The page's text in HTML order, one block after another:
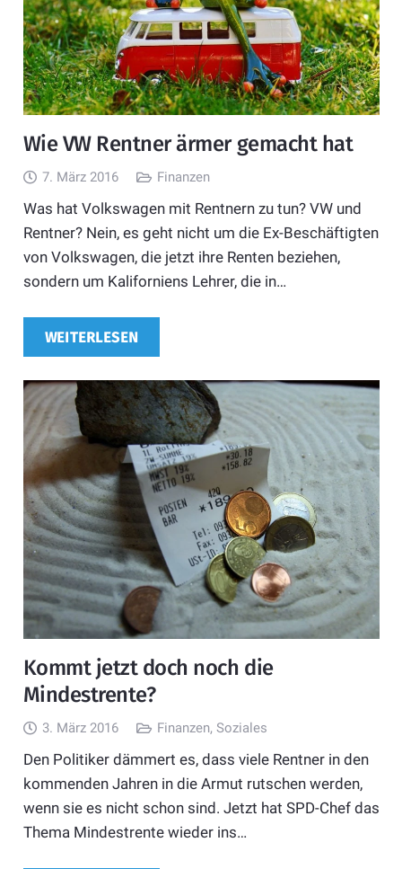
Wie VW Rentner ärmer gemacht hat
7. März 2016 Finanzen
Was hat Volkswagen mit Rentnern zu tun? VW und
Rentner? Nein, es geht nicht um die Ex-Beschäftigten
von Volkswagen, die jetzt ihre Renten beziehen,
sondern um Kaliforniens Lehrer, die in…
WEITERLESEN
Kommt jetzt doch noch die
Mindestrente?
3. März 2016 Finanzen,Soziales
Den Politiker dämmert es, dass viele Rentner in den
kommenden Jahren in die Armut rutschen werden,
wenn sie es nicht schon sind. Jetzt hat SPD-Chef das
Thema Mindestrente wieder ins…